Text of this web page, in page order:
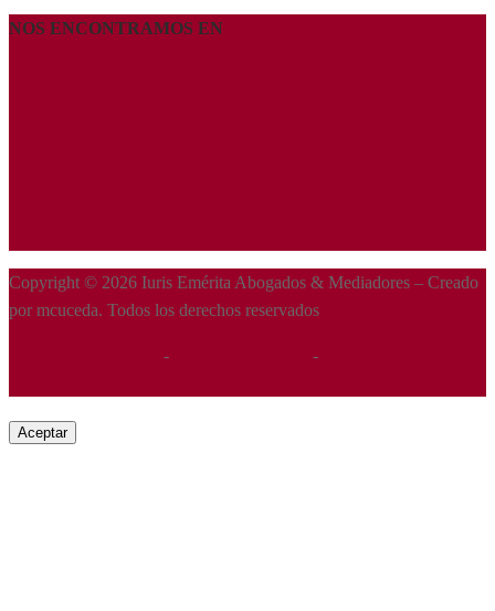
NOS ENCONTRAMOS EN
Copyright © 2026 Iuris Emérita Abogados & Mediadores – Creado
por mcuceda. Todos los derechos reservados
- -
Aceptar